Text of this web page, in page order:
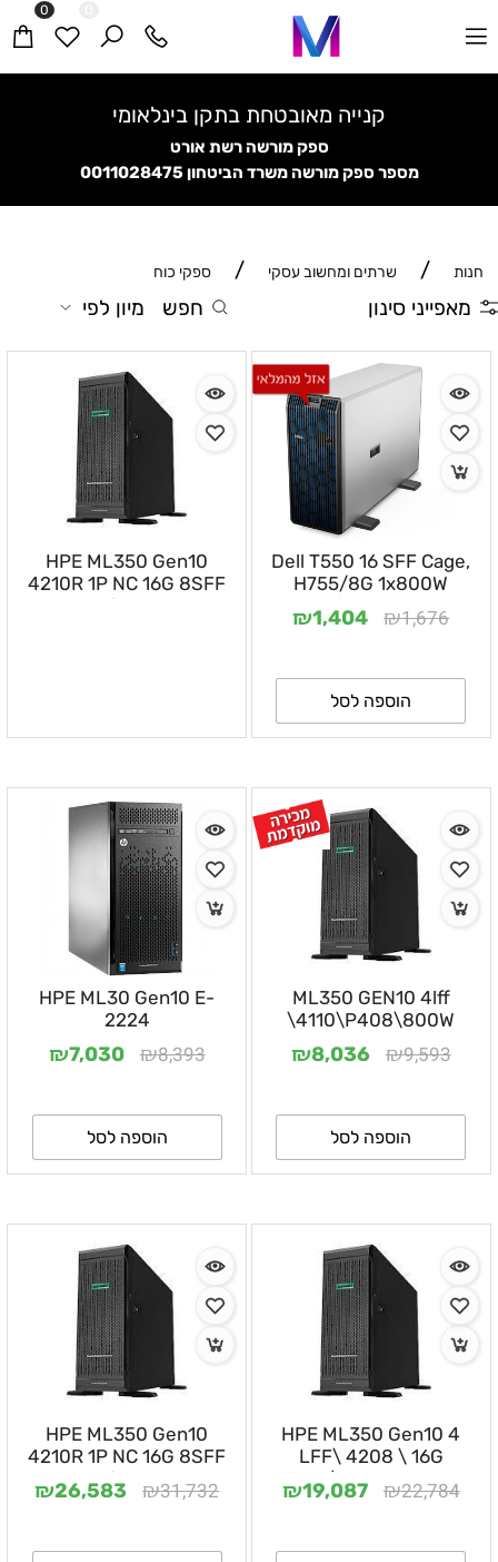
קנייה מאובטחת בתקן בינלאומי
ספק מורשה רשת אורט
מספר ספק מורשה משרד הביטחון0011028475
0
חנות / שרתים ומחשוב עסקי / ספקי כוח
מאפייני סינון חפש מיון לפי
Dell T550 16 SFF Cage,
H755/8G 1x800W
₪1,676
₪1,404
הוספה לסל
HPE ML350 Gen10
4210R 1P NC 16G 8SFF
P408i 1X800W
ML350 GEN10 4lff
\4110\P408\800W
₪9,593
₪8,036
הוספה לסל
HPE ML30 Gen10 E-
2224
₪8,393
₪7,030
הוספה לסל
HPE ML350 Gen10 4
LFF\ 4208 \ 16G
\1X500W
₪22,784
₪19,087
HPE ML350 Gen10
4210R 1P NC 16G 8SFF
P408i 1X800W
₪31,732
₪26,583